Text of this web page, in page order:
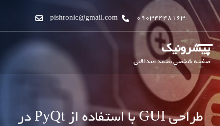
09034448163
pishronic@gmail.com
پیشرونیک
صفحه شخصی محمد صداقتی
طراحی GUI با استفاده از PyQt در